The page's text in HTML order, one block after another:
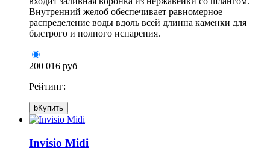
Внутренний желоб обеспечивает равномерное
распределение воды вдоль всей длинна каменки для
быстрого и полного испарения.
200 016 руб
Рейтинг:
bКупить
Invisio Midi